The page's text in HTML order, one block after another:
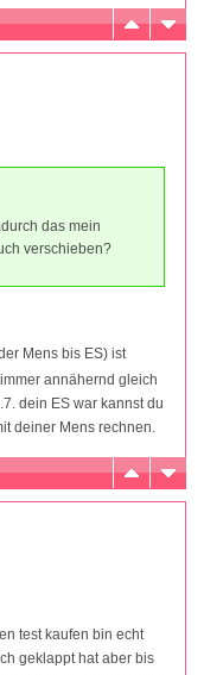
das mein
verschieben?
Mens bis ES) ist
annähernd gleich
dein ES war kannst du
deiner Mens rechnen.
test kaufen bin echt
geklappt hat aber bis